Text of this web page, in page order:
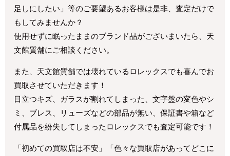
足しにしたい」等のご要望あるお客様は是非、査定だけで
もしてみませんか？
使用せずに眠ったままのブランド品がございまいたら、天
文館質舗にご相談ください。
また、天文館質舗では壊れているロレックスでも喜んでお
買取させていただきます！
目立つキズ、ガラスが割れてしまった、文字盤の変色やシ
ミ、ブレス、リューズなどの部品が無い、保証書や箱など
付属品を紛失してしまったロレックスでも査定可能です！
「初めての買取店は不安」「色々な買取店があってどこに